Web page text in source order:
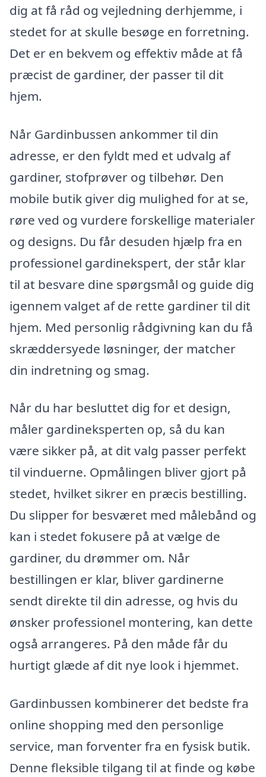
dig at få råd og vejledning derhjemme, i
stedet for at skulle besøge en forretning.
Det er en bekvem og effektiv måde at få
præcist de gardiner, der passer til dit
hjem.
Når Gardinbussen ankommer til din
adresse, er den fyldt med et udvalg af
gardiner, stofprøver og tilbehør. Den
mobile butik giver dig mulighed for at se,
røre ved og vurdere forskellige materialer
og designs. Du får desuden hjælp fra en
professionel gardinekspert, der står klar
til at besvare dine spørgsmål og guide dig
igennem valget af de rette gardiner til dit
hjem. Med personlig rådgivning kan du få
skræddersyede løsninger, der matcher
din indretning og smag.
Når du har besluttet dig for et design,
måler gardineksperten op, så du kan
være sikker på, at dit valg passer perfekt
til vinduerne. Opmålingen bliver gjort på
stedet, hvilket sikrer en præcis bestilling.
Du slipper for besværet med målebånd og
kan i stedet fokusere på at vælge de
gardiner, du drømmer om. Når
bestillingen er klar, bliver gardinerne
sendt direkte til din adresse, og hvis du
ønsker professionel montering, kan dette
også arrangeres. På den måde får du
hurtigt glæde af dit nye look i hjemmet.
Gardinbussen kombinerer det bedste fra
online shopping med den personlige
service, man forventer fra en fysisk butik.
Denne fleksible tilgang til at finde og købe